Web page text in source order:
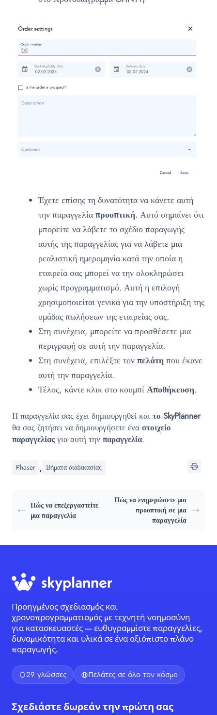
Έχετε επίσης τη δυνατότητα να κάνετε αυτή
την παραγγελίαπροοπτική. Αυτό σημαίνει ότι
μπορείτε να λάβετε το σχέδιο παραγωγής
αυτής της παραγγελίας για να λάβετε μια
ρεαλιστική ημερομηνία κατά την οποία η
εταιρεία σας μπορεί να την ολοκληρώσει
χωρίς προγραμματισμό. Αυτή η επιλογή
χρησιμοποιείται γενικά για την υποστήριξη της
ομάδας πωλήσεων της εταιρείας σας.
Στη συνέχεια, μπορείτε να προσθέσετε μια
περιγραφή σε αυτή την παραγγελία.
Στη συνέχεια, επιλέξτε τονπελάτηπου έκανε
αυτή την παραγγελία.
Τέλος, κάντε κλικ στο κουμπίΑποθήκευση.
Η παραγγελία σας έχει δημιουργηθεί και το SkyPlanner
θα σας ζητήσει να δημιουργήσετε ένα στοιχείο
παραγγελίαςγια αυτή την παραγγελία.
Phaser , Βήματα διαδικασίας
Πώς να επεξεργαστείτε
μια παραγγελία
Πώς να ενημερώσετε μια
προοπτική σε μια
παραγγελία
Προηγμένος σχεδιασμός και
χρονοπρογραμματισμός με τεχνητή νοημοσύνη
για κατασκευαστές — ευθυγραμμίστε παραγγελίες,
δυναμικότητα και υλικά σε ένα αξιόπιστο πλάνο
παραγωγής.
29 γλώσσες Πελάτες σε όλο τον κόσμο
Σχεδιάστε δωρεάν την πρώτη σας